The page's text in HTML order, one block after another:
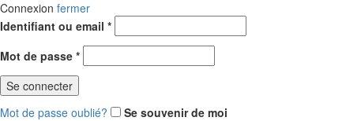
Connexion fermer
Identifiant ou email *
Mot de passe *
Se connecter
Mot de passe oublié?
Se souvenir de moi